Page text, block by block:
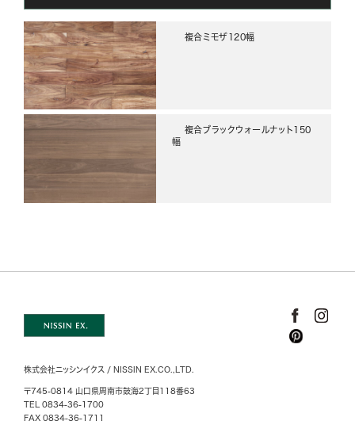
複合ミモザ120幅
幅
株式会社ニッシンイクス / NISSIN EX.CO.,LTD.
〒745-0814 山口県周南市鼓海2丁目118番63
TEL 0834-36-1700
FAX 0834-36-1711